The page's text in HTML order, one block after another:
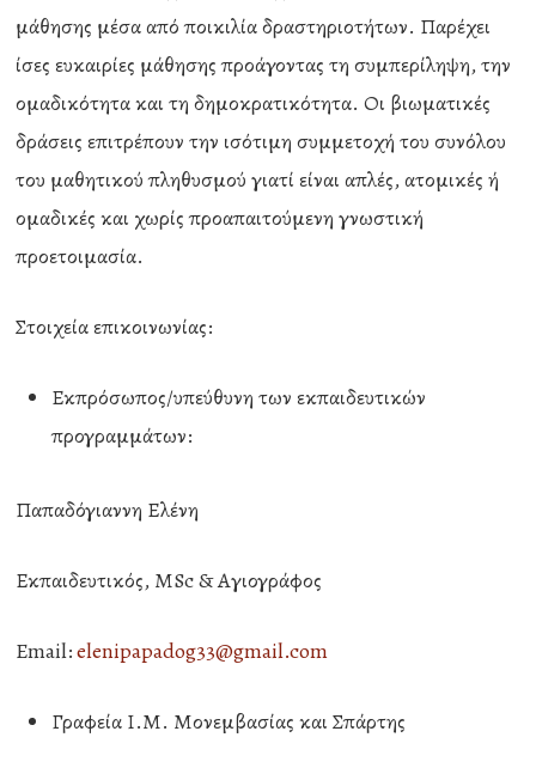
μάθησης μέσα από ποικιλία δραστηριοτήτων. Παρέχει
ίσες ευκαιρίες μάθησης προάγοντας τη συμπερίληψη, την
ομαδικότητα και τη δημοκρατικότητα. Οι βιωματικές
δράσεις επιτρέπουν την ισότιμη συμμετοχή του συνόλου
του μαθητικού πληθυσμού γιατί είναι απλές, ατομικές ή
ομαδικές και χωρίς προαπαιτούμενη γνωστική
προετοιμασία.
Στοιχεία επικοινωνίας:
Εκπρόσωπος/υπεύθυνη των εκπαιδευτικών
προγραμμάτων:
Παπαδόγιαννη Ελένη
Εκπαιδευτικός, MSc & Αγιογράφος
Email:elenipapadog33@gmail.com
Γραφεία Ι.Μ. Μονεμβασίας και Σπάρτης